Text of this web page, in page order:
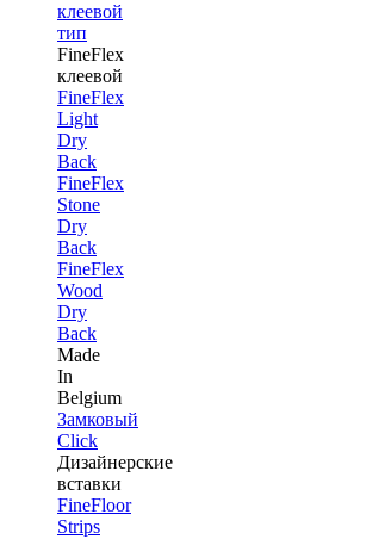
клеевой
тип
FineFlex
клеевой
FineFlex
Light
Dry
Back
FineFlex
Stone
Dry
Back
FineFlex
Wood
Dry
Back
Made
In
Belgium
Замковый
Click
Дизайнерские
вставки
FineFloor
Strips